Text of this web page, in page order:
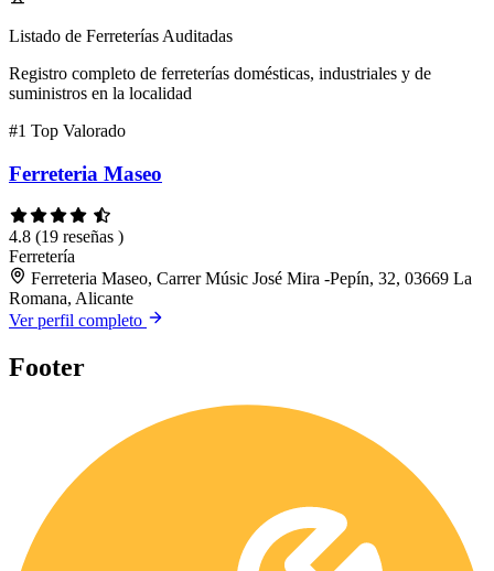
Listado de Ferreterías Auditadas
Registro completo de ferreterías domésticas, industriales y de
suministros en la localidad
#1 Top Valorado
Ferreteria Maseo
4.8 (19 reseñas )
Ferretería
Ferreteria Maseo, Carrer Músic José Mira -Pepín, 32, 03669 La
Romana, Alicante
Ver perfil completo
Footer